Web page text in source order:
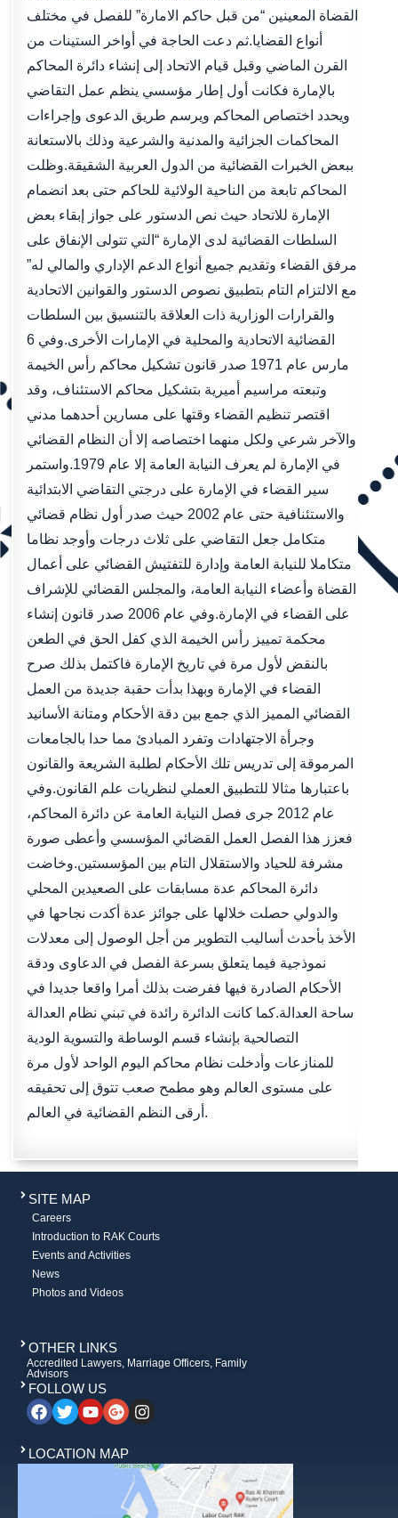
القضاة المعينين “من قبل حاكم الامارة” للفصل في مختلف
أنواع القضايا.ثم دعت الحاجة في أواخر الستينات من
القرن الماضي وقبل قيام الاتحاد إلى إنشاء دائرة المحاكم
بالإمارة فكانت أول إطار مؤسسي ينظم عمل التقاضي
ويحدد اختصاص المحاكم ويرسم طريق الدعوى وإجراءات
المحاكمات الجزائية والمدنية والشرعية وذلك بالاستعانة
ببعض الخبرات القضائية من الدول العربية الشقيقة.وظلت
المحاكم تابعة من الناحية الولائية للحاكم حتى بعد انضمام
الإمارة للاتحاد حيث نص الدستور على جواز إبقاء بعض
السلطات القضائية لدى الإمارة “التي تتولى الإنفاق على
مرفق القضاء وتقديم جميع أنواع الدعم الإداري والمالي له”
مع الالتزام التام بتطبيق نصوص الدستور والقوانين الاتحادية
والقرارات الوزارية ذات العلاقة بالتنسيق بين السلطات
القضائية الاتحادية والمحلية في الإمارات الأخرى.وفي 6
مارس عام 1971 صدر قانون تشكيل محاكم رأس الخيمة
وتبعته مراسيم أميرية بتشكيل محاكم الاستئناف، وقد
اقتصر تنظيم القضاء وقتها على مسارين أحدهما مدني
والآخر شرعي ولكل منهما اختصاصه إلا أن النظام القضائي
في الإمارة لم يعرف النيابة العامة إلا عام 1979.واستمر
سير القضاء في الإمارة على درجتي التقاضي الابتدائية
والاستئنافية حتى عام 2002 حيث صدر أول نظام قضائي
متكامل جعل التقاضي على ثلاث درجات وأوجد نظاما
متكاملا للنيابة العامة وإدارة للتفتيش القضائي على أعمال
القضاة وأعضاء النيابة العامة، والمجلس القضائي للإشراف
على القضاء في الإمارة.وفي عام 2006 صدر قانون إنشاء
محكمة تمييز رأس الخيمة الذي كفل الحق في الطعن
بالنقض لأول مرة في تاريخ الإمارة فاكتمل بذلك صرح
القضاء في الإمارة وبهذا بدأت حقبة جديدة من العمل
القضائي المميز الذي جمع بين دقة الأحكام ومتانة الأسانيد
وجرأة الاجتهادات وتفرد المبادئ مما حدا بالجامعات
المرموقة إلى تدريس تلك الأحكام لطلبة الشريعة والقانون
باعتبارها مثالا للتطبيق العملي لنظريات علم القانون.وفي
عام 2012 جرى فصل النيابة العامة عن دائرة المحاكم،
فعزز هذا الفصل العمل القضائي المؤسسي وأعطى صورة
مشرفة للحياد والاستقلال التام بين المؤسستين.وخاضت
دائرة المحاكم عدة مسابقات على الصعيدين المحلي
والدولي حصلت خلالها على جوائز عدة أكدت نجاحها في
الأخذ بأحدث أساليب التطوير من أجل الوصول إلى معدلات
نموذجية فيما يتعلق بسرعة الفصل في الدعاوى ودقة
الأحكام الصادرة فيها ففرضت بذلك أمرا واقعا جديدا في
ساحة العدالة.كما كانت الدائرة رائدة في تبني نظام العدالة
التصالحية بإنشاء قسم الوساطة والتسوية الودية
للمنازعات وأدخلت نظام محاكم اليوم الواحد لأول مرة
على مستوى العالم وهو مطمح صعب تتوق إلى تحقيقه
أرقى النظم القضائية في العالم.
SITE MAP
Careers
Introduction to RAK Courts
Events and Activities
News
Photos and Videos
OTHER LINKS
Accredited Lawyers, Marriage Officers, Family
Advisors
FOLLOW US
LOCATION MAP